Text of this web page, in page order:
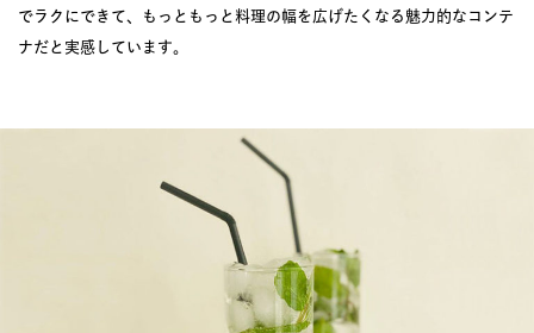
でラクにできて、もっともっと料理の幅を広げたくなる魅力的なコンテ
ナだと実感しています。